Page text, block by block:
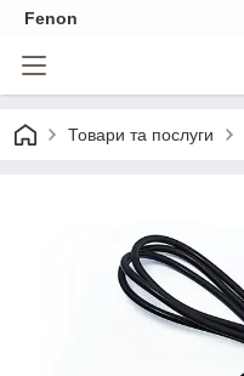
Fenon
Товари та послуги